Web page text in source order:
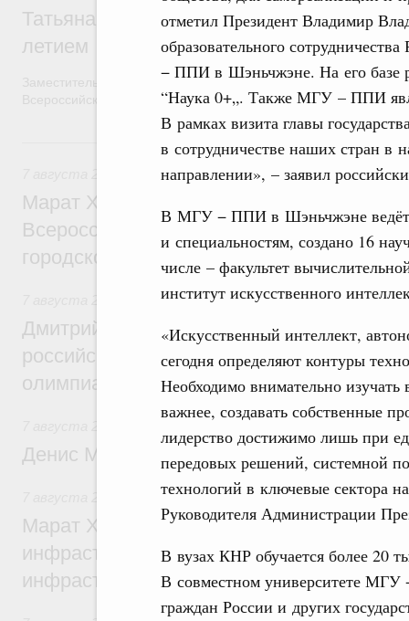
отметил Президент Владимир
образовательного
− ППИ в Шэньчжэне. На его базе
“Наука 0+„. Также МГУ – ППИ
В рамках визита главы
в сотрудничестве наших стран в
направлении», – заявил
В МГУ − ППИ в Шэньчжэне
и специальностям, создано 16
числе – факультет
институт искусственного
«Искусственный интеллект,
сегодня определяют контуры
Необходимо внимательно
важнее, создавать собственные
лидерство достижимо лишь при
передовых решений, системной
технологий в ключевые сектора
Руководителя Администрации
В вузах КНР обучается более 20
В совместном университете
граждан России и других
Татьяна Голикова поздравила
летием
Заместитель Председателя Правительства Татьяна Голикова
Всероссийского общественного движения «Волонтёры-
7 августа, пятница
Экономика городов. Городская среда
Марат Хуснуллин провёл заседание
Всероссийского конкурса лучших
городской среды
Отрасль информационных технологий
Дмитрий Чернышенко и Сергей Кравцов
российскую сборную с победой на
олимпиаде по искусственному
Денис Мантуров посетил Ярославскую
Бюджеты субъектов Федерации.
Марат Хуснуллин: 15 объектов
инфраструктуры построили и обновили
инфраструктурным кредитам